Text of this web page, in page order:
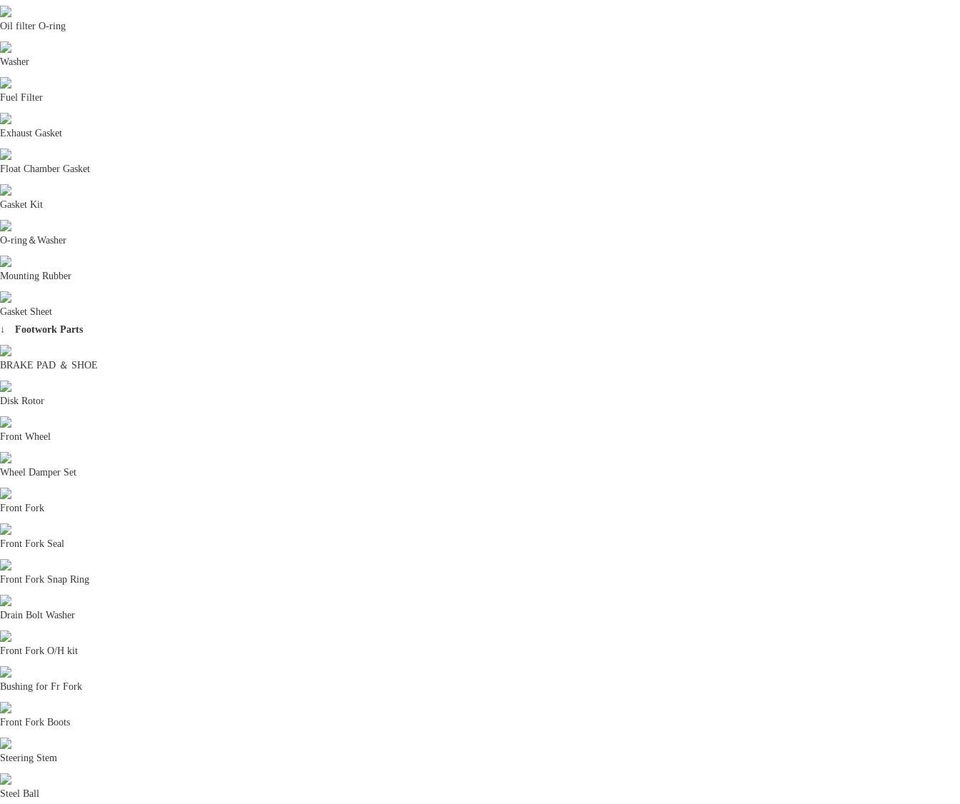
Oil filter O-ring
Washer
Fuel Filter
Exhaust Gasket
Float Chamber Gasket
Gasket Kit
O-ring＆Washer
Mounting Rubber
Gasket Sheet
↓ Footwork Parts
BRAKE PAD ＆ SHOE
Disk Rotor
Front Wheel
Wheel Damper Set
Front Fork
Front Fork Seal
Front Fork Snap Ring
Drain Bolt Washer
Front Fork O/H kit
Bushing for Fr Fork
Front Fork Boots
Steering Stem
Steel Ball